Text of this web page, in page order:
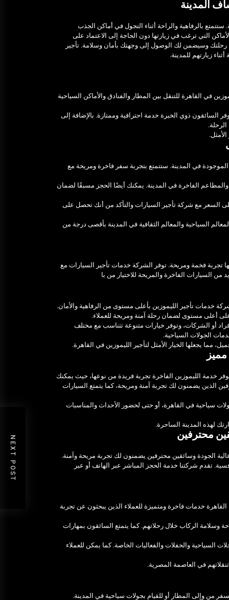
المدينة
بالرفاهية والراحة أثناء التجول في أماكن الجذب
التي ترغب في زيارتها دون الحاجة إلى الاعتماد على
وسيضمن لك الوصول إلى وجهتك بأمان وسلامة. تأجير
زيارتهم للمدينة.
في القاهرة للتنقل بين المطار والفنادق والأماكن السياحية
السائقون ذوي الخبرة خدمة احترافية وممتازة. بالإضافة إلى
في المدينة. ستتمتع بتجربة سفر فاخرة ومريحة مع
الفاخرة في المدينة. يمكنك أيضًا الحجز مسبقًا لضمان
السعر مع شركة تأجير السيارات والتأكد من أنك تحصل على
السياحية والمعالم الثقافية في المدينة بأقصى درجة من
فخمة ومريحة. توفر الشركة خدمات تأجير السيارات مع
من السيارات الفاخرة والمريحة للاختيار من با
خدمات تأجير الليموزين بأعلى مستوى من الرفاهية والأمان.
على أعلى مستوى لضمان رحلة آمنة ومريحة للعملاء.
أو الشركات، وتوفر خيارات متنوعة تتناسب مع مختلف
الجولات السياحية.
مما يجعلها الخيار الأمثل لتأجير الليموزين في القاهرة.
خدمة الليموزين الفاخرة تجربة فريدة من نوعها، حيث يمكنك
الذين يضمنون لك تجربة آمنة ومريحة، كما يتمتع السيارات
سياحية في القاهرة، أو حتى لحضور الأحداث والمناسبات
لهذه المدينة الساحرة.
محترفين
الجودة وسائقين محترفين يضمنون لك تجربة مريحة وآمنة.
تقدم شركتنا خدمة الحجز المباشر عبر الهاتف أو عبر
خدمات فاخرة ومتميزة للعملاء الذين يبحثون عن تجربة
وسلامة الركاب خلال رحلاتهم. كما يتمتع السائقون بمهارات
السياحية والحفلات والفعاليات الخاصة. كما يمكن للعملاء
في العاصمة المصرية.
من وإلى المطار أو للقيام بجولات سياحية في المدينة.
NEXT POST